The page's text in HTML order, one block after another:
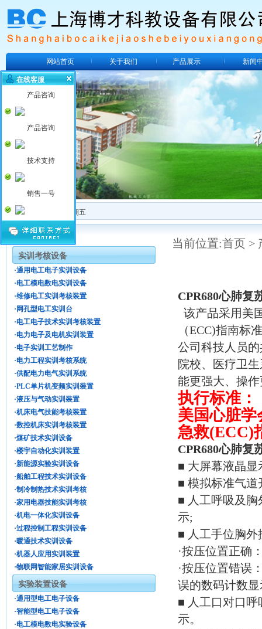
网站首页 关于我们 产品展示 新闻
2026年8月7日 星期五
当前位置:首页 >
CPR680心肺复
该产品采用美
（ECC)指南标
公司科技人员
院校、医疗卫
能更强大、操
执行标准：
美国心脏
急救(ECC)
CPR680心肺复
■ 大屏幕液晶
■ 模拟标准气
■ 人工呼吸及
示;
■ 人工手位胸
·按压位置正确
·按压位置错误
误的数码计数
■ 人工口对口
示。
实训考核设备
·通用电工电子实训设备
·电工模电数电实训设备
·维修电工实训考核装置
·网孔型电工实训台
·电工电子技术实训考核装置
·电力电子及电机实训装置
·电子实训工艺制作
·电力工程实训考核系统
·供配电力电气实训系统
·PLC单片机变频实训装置
·液压与气动实训装置
·机床电气技能考核装置
·数控机床实训考核装置
·煤矿技术实训设备
·楼宇自动化实训装置
·新能源实验实训设备
·船舶工程技术实训设备
·制冷制热技术实训考核
·家用电器技能实训考核
·机电一体化实训设备
·过程控制工程实训设备
·暖通技术实训设备
·机器人应用实训装置
·物联网智能家居实训设备
实验装置设备
·通用型电工电子设备
·智能型电工电子设备
·电工模电数电实验设备
在线客服
产品咨询
产品咨询
技术支持
销售一号